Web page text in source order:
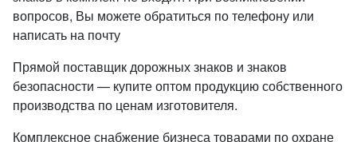
вопросов, Вы можете обратиться по телефону или
написать на почту
Прямой поставщик дорожных знаков и знаков
безопасности — купите оптом продукцию собственного
производства по ценам изготовителя.
Комплексное снабжение бизнеса товарами по охране